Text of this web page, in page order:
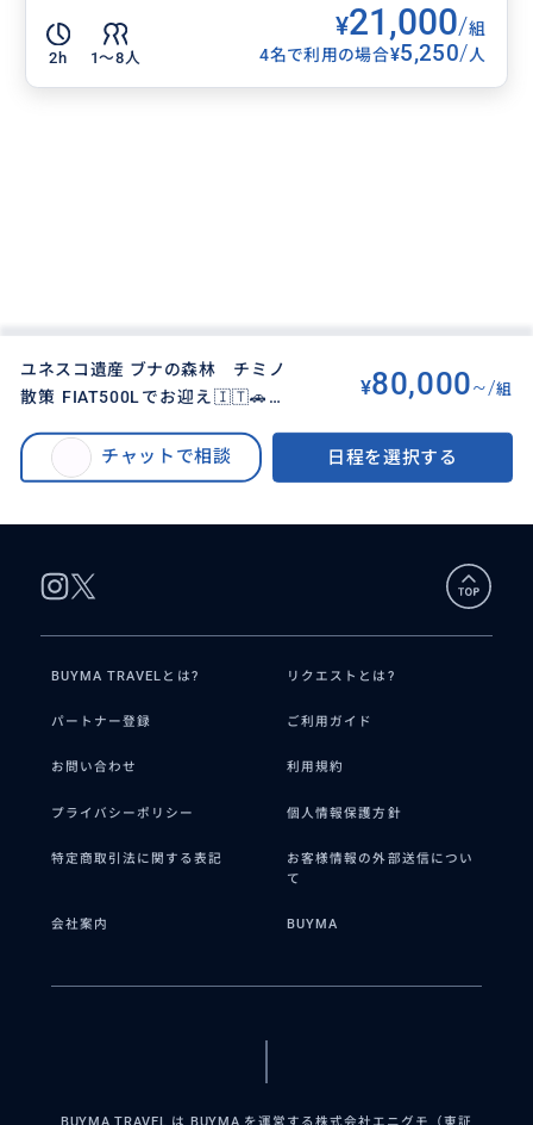
2h 1〜8人
¥21,000/組
4名で利用の場合¥5,250/人
ユネスコ遺産 ブナの森林 チミノ
散策 FIAT500Lでお迎え🇮🇹🚗車
てご一緒させて頂きます。 ローマ
郊外の森林でストレス解消しませ
¥80,000~/組
チャットで相談 日程を選択する
ユネスコ遺産 ブナの森林 チミノ散策 FIAT500Lでお迎え🇮🇹🚗車の運転手
とアテンドサポートとしてご一緒させて頂きます。 ローマ郊外の森林でスト
レス解消しませんか？
BUYMA TRAVELとは? リクエストとは?
パートナー登録 ご利用ガイド
お問い合わせ 利用規約
プライバシーポリシー 個人情報保護方針
特定商取引法に関する表記
お客様情報の外部送信につい
て
会社案内 BUYMA
BUYMA TRAVEL は BUYMA を運営する株式会社エニグモ（東証